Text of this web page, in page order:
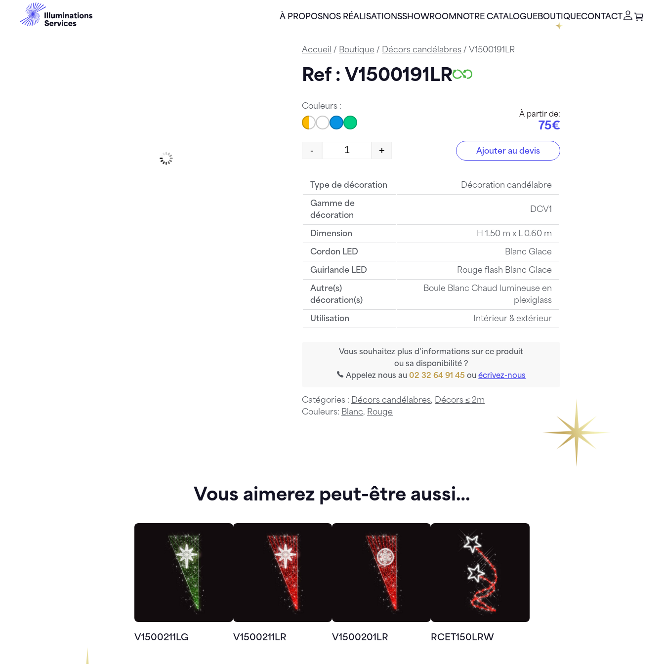
À PROPOSNOS RÉALISATIONSSHOWROOM NOTRE CATALOGUEBOUTIQUECONTACT
Accueil / Boutique / Décors candélabres / V1500191LR
Ref : V1500191LR
Couleurs :
À partir de:
75€
quantité de V1500191LR
- + Ajouter au devis
Type de décoration Décoration candélabre
Gamme de
décoration
DCV1
Dimension H 1.50 m x L 0.60 m
Cordon LED Blanc Glace
Guirlande LED Rouge flash Blanc Glace
Autre(s)
décoration(s)
Boule Blanc Chaud lumineuse en
plexiglass
Utilisation Intérieur & extérieur
Vous souhaitez plus d’informations sur ce produit
ou sa disponibilité ?
Appelez nous au02 32 64 91 45 ouécrivez-nous
Catégories : Décors candélabres, Décors ≤ 2m
Couleurs: Blanc, Rouge
Vous aimerez peut-être aussi…
V1500211LG V1500211LR V1500201LR RCET150LRW